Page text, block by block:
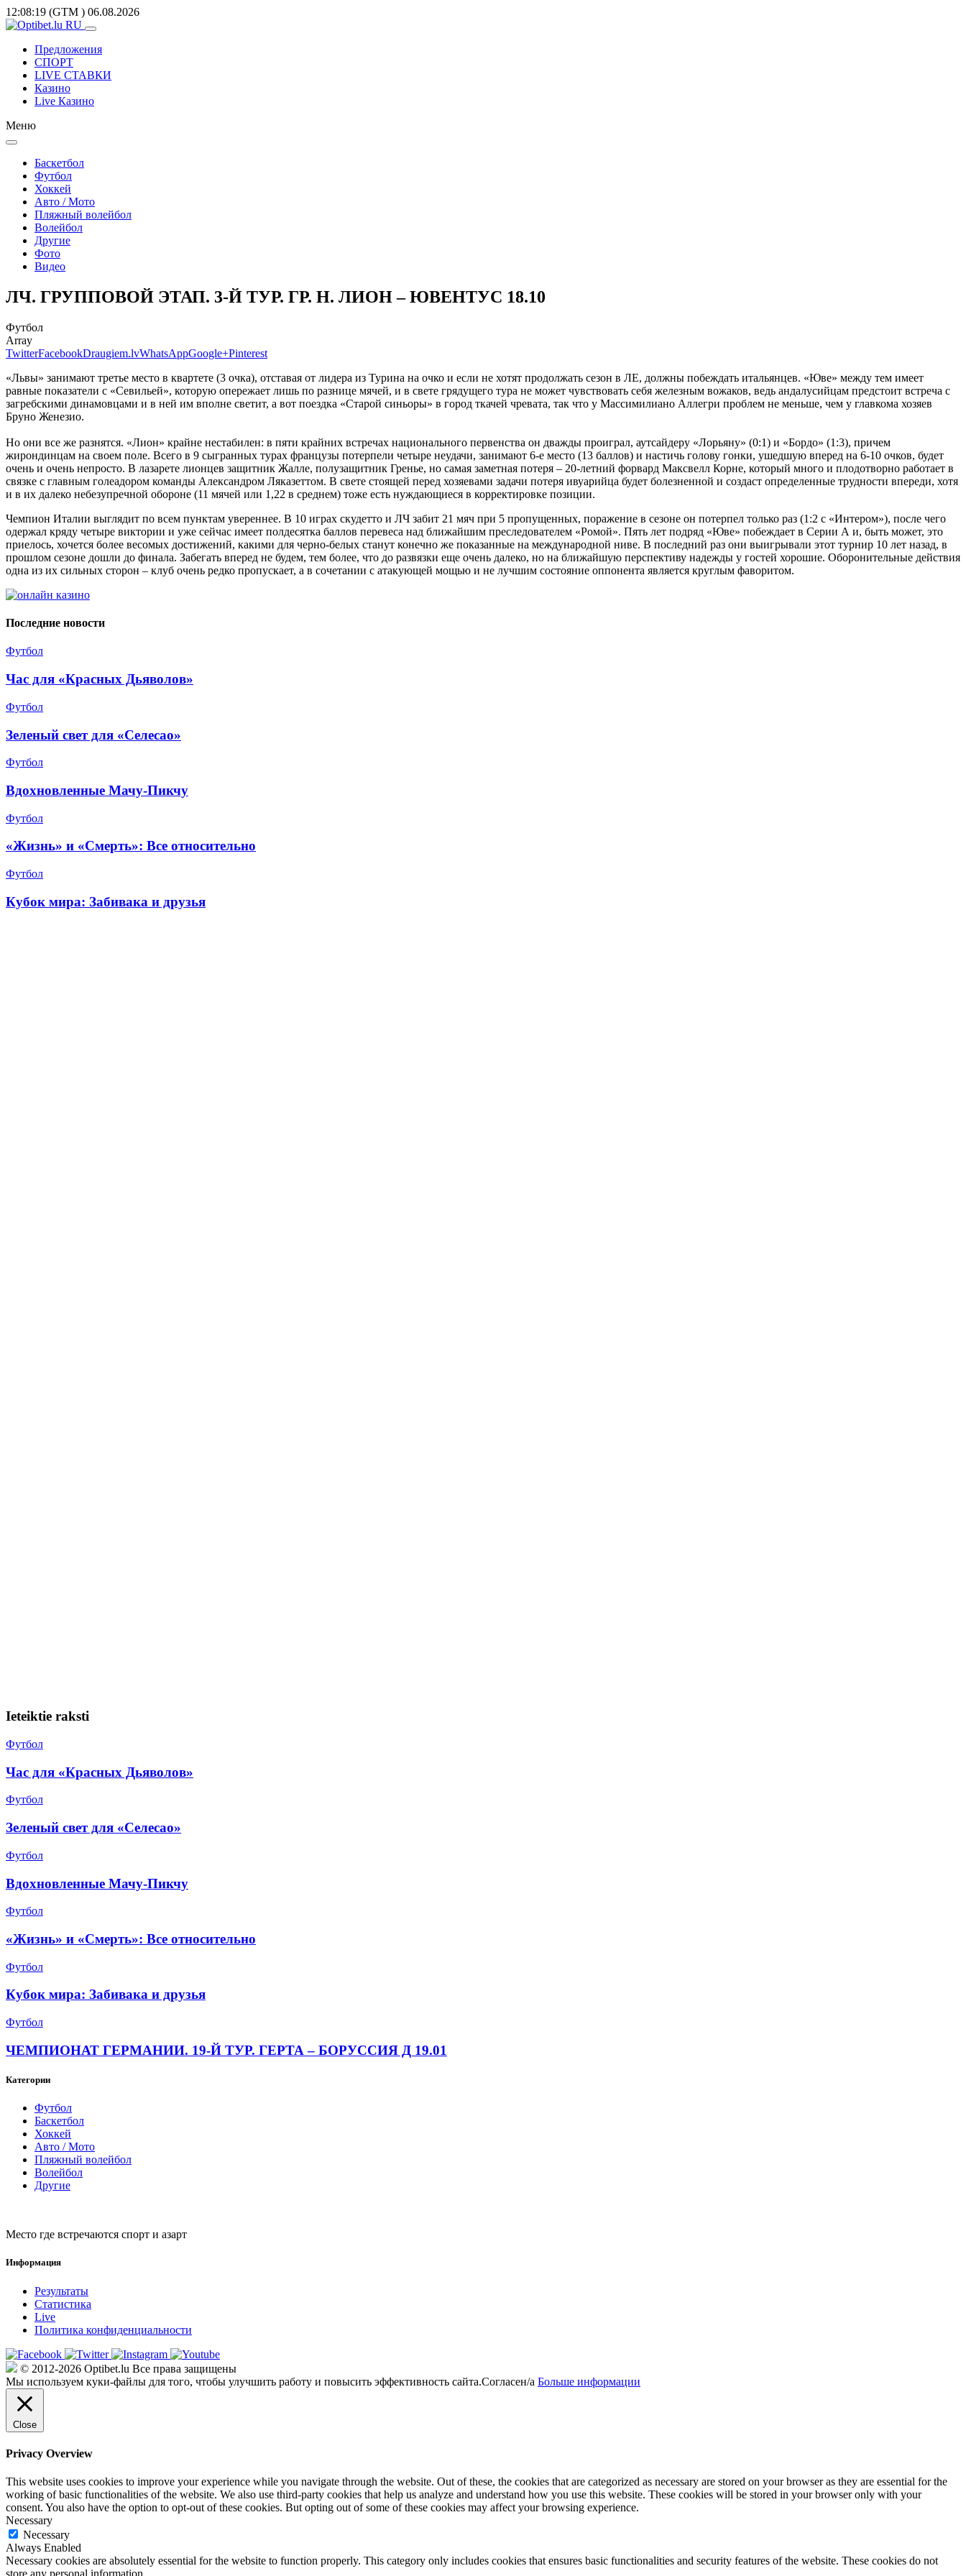
12:08:19 (GTM ) 06.08.2026
Предложения
СПОРТ
LIVE СТАВКИ
Казино
Live Казино
Меню
Баскетбол
Футбол
Хоккей
Авто / Мото
Пляжный волейбол
Волейбол
Другие
Фото
Видео
ЛЧ. ГРУППОВОЙ ЭТАП. 3-Й ТУР. ГР. Н. ЛИОН – ЮВЕНТУС 18.10
Футбол
Array
TwitterFacebookDraugiem.lvWhatsAppGoogle+Pinterest
«Львы» занимают третье место в квартете (3 очка), отставая от лидера из Турина на очко и если не хотят продолжать сезон в ЛЕ, должны побеждать итальянцев. «Юве» между тем имеет
равные показатели с «Севильей», которую опережает лишь по разнице мячей, и в свете грядущего тура не может чувствовать себя железным вожаков, ведь андалусийцам предстоит встреча с
загребскими динамовцами и в ней им вполне светит, а вот поездка «Старой синьоры» в город ткачей чревата, так что у Массимилиано Аллегри проблем не меньше, чем у главкома хозяев
Бруно Женезио.
Но они все же разнятся. «Лион» крайне нестабилен: в пяти крайних встречах национального первенства он дважды проиграл, аутсайдеру «Лорьяну» (0:1) и «Бордо» (1:3), причем
жирондинцам на своем поле. Всего в 9 сыгранных турах французы потерпели четыре неудачи, занимают 6-е место (13 баллов) и настичь голову гонки, ушедшую вперед на 6-10 очков, будет
очень и очень непросто. В лазарете лионцев защитник Жалле, полузащитник Гренье, но самая заметная потеря – 20-летний форвард Максвелл Корне, который много и плодотворно работает в
связке с главным голеадором команды Александром Ляказеттом. В свете стоящей перед хозяевами задачи потеря ивуарийца будет болезненной и создаст определенные трудности впереди, хотя
и в их далеко небезупречной обороне (11 мячей или 1,22 в среднем) тоже есть нуждающиеся в корректировке позиции.
Чемпион Италии выглядит по всем пунктам увереннее. В 10 играх скудетто и ЛЧ забит 21 мяч при 5 пропущенных, поражение в сезоне он потерпел только раз (1:2 с «Интером»), после чего
одержал кряду четыре виктории и уже сейчас имеет полдесятка баллов перевеса над ближайшим преследователем «Ромой». Пять лет подряд «Юве» побеждает в Серии А и, быть может, это
приелось, хочется более весомых достижений, какими для черно-белых станут конечно же показанные на международной ниве. В последний раз они выигрывали этот турнир 10 лет назад, в
прошлом сезоне дошли до финала. Забегать вперед не будем, тем более, что до развязки еще очень далеко, но на ближайшую перспективу надежды у гостей хорошие. Оборонительные действия
одна из их сильных сторон – клуб очень редко пропускает, а в сочетании с атакующей мощью и не лучшим состояние оппонента является круглым фаворитом.
Последние новости
Футбол
Час для «Красных Дьяволов»
Футбол
Зеленый свет для «Селесао»
Футбол
Вдохновленные Мачу-Пикчу
Футбол
«Жизнь» и «Смерть»: Все относительно
Футбол
Кубок мира: Забивака и друзья
Ieteiktie raksti
Футбол
Час для «Красных Дьяволов»
Футбол
Зеленый свет для «Селесао»
Футбол
Вдохновленные Мачу-Пикчу
Футбол
«Жизнь» и «Смерть»: Все относительно
Футбол
Кубок мира: Забивака и друзья
Футбол
ЧЕМПИОНАТ ГЕРМАНИИ. 19-Й ТУР. ГЕРТА – БОРУССИЯ Д 19.01
Категории
Футбол
Баскетбол
Хоккей
Авто / Мото
Пляжный волейбол
Волейбол
Другие
Место где встречаются спорт и азарт
Информация
Результаты
Статистика
Live
Политика конфиденциальности
© 2012-2026 Optibet.lu Все права защищены
Мы используем куки-файлы для того, чтобы улучшить работу и повысить эффективность сайта.Согласен/а Больше информации
Close
Privacy Overview
This website uses cookies to improve your experience while you navigate through the website. Out of these, the cookies that are categorized as necessary are stored on your browser as they are essential for the
working of basic functionalities of the website. We also use third-party cookies that help us analyze and understand how you use this website. These cookies will be stored in your browser only with your
consent. You also have the option to opt-out of these cookies. But opting out of some of these cookies may affect your browsing experience.
Necessary
Necessary
Always Enabled
Necessary cookies are absolutely essential for the website to function properly. This category only includes cookies that ensures basic functionalities and security features of the website. These cookies do not
store any personal information.